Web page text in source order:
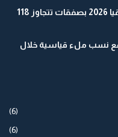
مراكش تستعد لتنظيم جيتيكس إفريقيا 2026 بصفقات تتجاوز 118
سائح وتتوقع نسب ملء قياسية خلال
(6)
(6)